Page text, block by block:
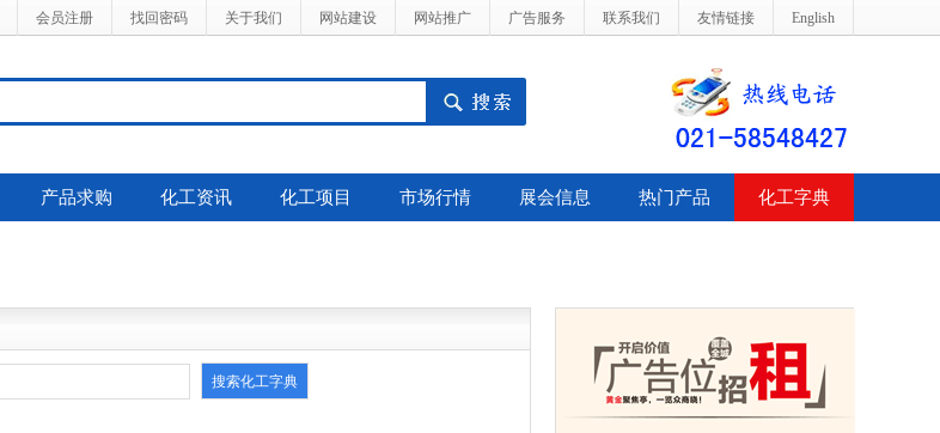
会员注册 找回密码 关于我们 网站建设 网站推广 广告服务 联系我们 友情链接 English
产品求购 化工资讯 化工项目 市场行情 展会信息 热门产品 化工字典